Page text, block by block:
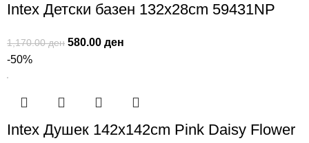
Intex Детски базен 132x28cm 59431NP
1,170.00ден 580.00ден
-50%
Intex Душек 142x142cm Pink Daisy Flower